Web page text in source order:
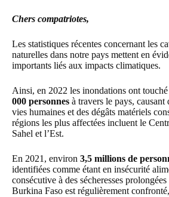
Chers compatriotes,
Les statistiques récentes concernant les
naturelles dans notre pays mettent en
importants liés aux impacts climatiques.
Ainsi, en 2022 les inondations ont
000 personnes à travers le pays, causant
vies humaines et des dégâts matériels
régions les plus affectées incluent le
Sahel et l’Est.
En 2021, environ 3,5 millions de
identifiées comme étant en insécurité
consécutive à des sécheresses
Burkina Faso est régulièrement